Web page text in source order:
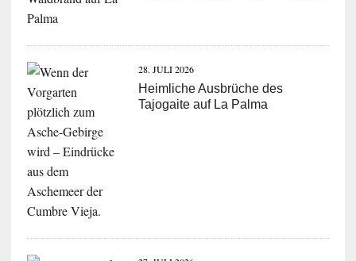
28. JULI 2026
Heimliche Ausbrüche des
Tajogaite auf La Palma